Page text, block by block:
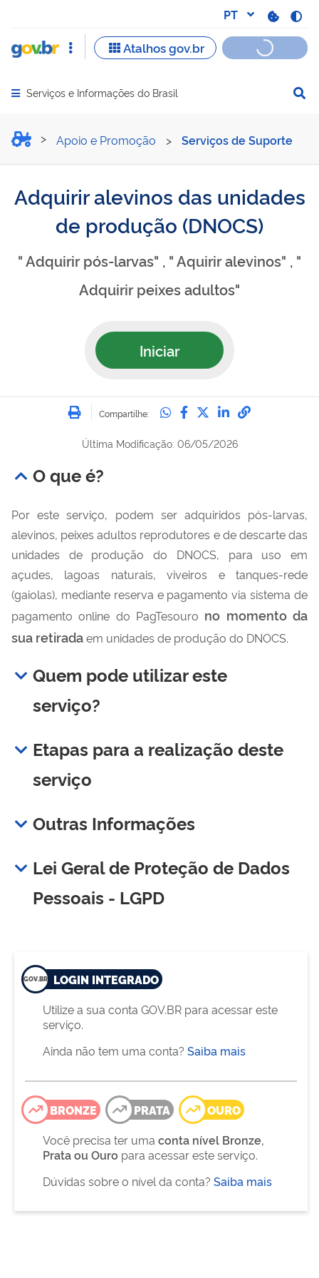
Abrir menu principal de navegação
Serviços e Informações do Brasil
Adquirir alevinos das
Apoio e Promoção > Serviços de Suporte
Adquirir alevinos das unidades
de produção (DNOCS)
" Adquirir pós-larvas" , " Aquirir alevinos" , "
Adquirir peixes adultos"
Iniciar
Imprimir
Compartilhe: Compartilhe no
Compartilhe no
Compartilhe no
Compartilhe
Última Modificação: 06/05/2026
O que é?
Por este serviço, podem ser adquiridos pós-larvas,
alevinos, peixes adultos reprodutores e de descarte das
unidades de produção do DNOCS, para uso em
açudes, lagoas naturais, viveiros e tanques-rede
(gaiolas), mediante reserva e pagamento via sistema de
pagamento online do PagTesouro no momento da
sua retiradaem unidades de produção do DNOCS.
Quem pode utilizar este
serviço?
Etapas para a realização deste
serviço
Outras Informações
Lei Geral de Proteção de Dados
Pessoais - LGPD
LOGIN INTEGRADO
Utilize a sua conta GOV.BR para acessar este
serviço.
Ainda não tem uma conta? Saiba mais
BRONZE PRATA
OURO
Você precisa ter uma conta nível Bronze,
Prata ou Ouro para acessar este serviço.
Dúvidas sobre o nível da conta? Saiba mais